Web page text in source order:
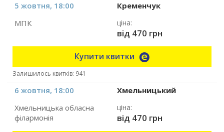
5 жовтня, 18:00
Кременчук
МПК
ціна:
від 470 грн
Купити квитки
Залишилось квитків: 941
6 жовтня, 18:00
Хмельницький
Хмельницька обласна
філармонія
ціна:
від 470 грн